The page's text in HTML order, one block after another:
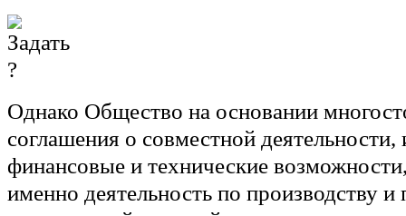
Однако Общество на основании
соглашения о совместной деятельности,
финансовые и технические
именно деятельность по производству и